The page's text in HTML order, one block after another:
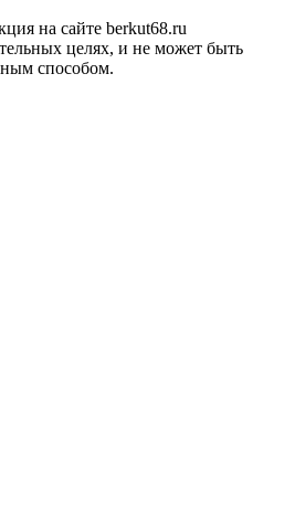
на сайте berkut68.ru
целях, и не может быть
способом.